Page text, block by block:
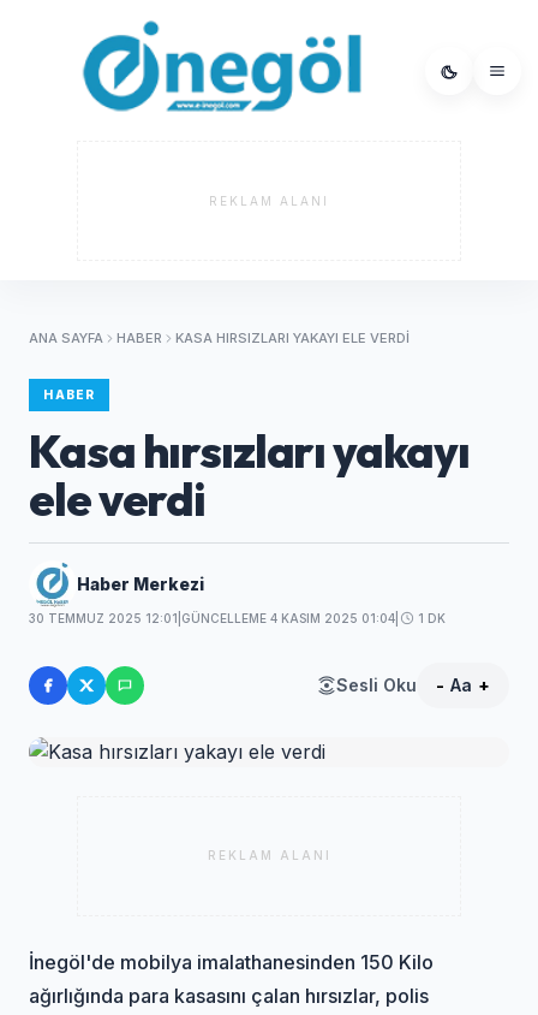
REKLAM ALANI
ANA SAYFA HABER KASA HIRSIZLARI YAKAYI ELE VERDI
HABER
Kasa hırsızları yakayı
ele verdi
Haber Merkezi
30 TEMMUZ 2025 12:01 GÜNCELLEME 4 KASIM 2025 01:04 1 DK
Sesli Oku - Aa +
REKLAM ALANI
İnegöl'de mobilya imalathanesinden 150 Kilo
ağırlığında para kasasını çalan hırsızlar, polis